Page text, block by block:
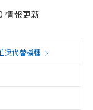
情報更新
奨代替機種